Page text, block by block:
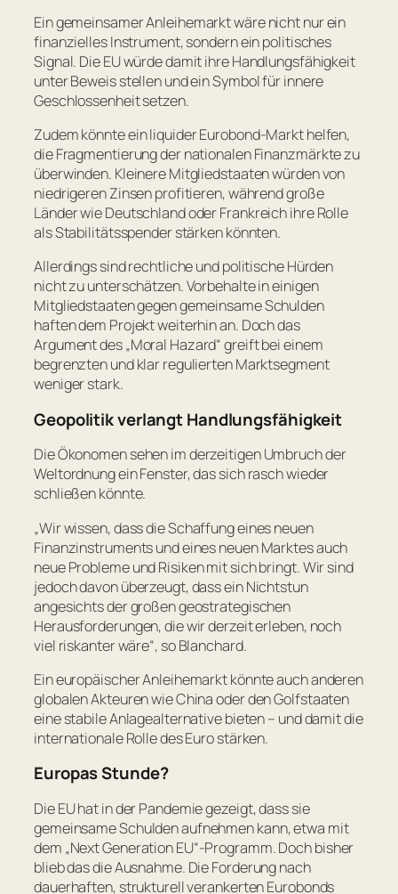
Ein gemeinsamer Anleihemarkt wäre nicht nur ein
finanzielles Instrument, sondern ein politisches
Signal. Die EU würde damit ihre Handlungsfähigkeit
unter Beweis stellen und ein Symbol für innere
Geschlossenheit setzen.
Zudem könnte ein liquider Eurobond-Markt helfen,
die Fragmentierung der nationalen Finanzmärkte zu
überwinden. Kleinere Mitgliedstaaten würden von
niedrigeren Zinsen profitieren, während große
Länder wie Deutschland oder Frankreich ihre Rolle
als Stabilitätsspender stärken könnten.
Allerdings sind rechtliche und politische Hürden
nicht zu unterschätzen. Vorbehalte in einigen
Mitgliedstaaten gegen gemeinsame Schulden
haften dem Projekt weiterhin an. Doch das
Argument des „Moral Hazard“ greift bei einem
begrenzten und klar regulierten Marktsegment
weniger stark.
Geopolitik verlangt Handlungsfähigkeit
Die Ökonomen sehen im derzeitigen Umbruch der
Weltordnung ein Fenster, das sich rasch wieder
schließen könnte.
„Wir wissen, dass die Schaffung eines neuen
Finanzinstruments und eines neuen Marktes auch
neue Probleme und Risiken mit sich bringt. Wir sind
jedoch davon überzeugt, dass ein Nichtstun
angesichts der großen geostrategischen
Herausforderungen, die wir derzeit erleben, noch
viel riskanter wäre“, so Blanchard.
Ein europäischer Anleihemarkt könnte auch anderen
globalen Akteuren wie China oder den Golfstaaten
eine stabile Anlagealternative bieten – und damit die
internationale Rolle des Euro stärken.
Europas Stunde?
Die EU hat in der Pandemie gezeigt, dass sie
gemeinsame Schulden aufnehmen kann, etwa mit
dem „Next Generation EU“-Programm. Doch bisher
blieb das die Ausnahme. Die Forderung nach
dauerhaften, strukturell verankerten Eurobonds